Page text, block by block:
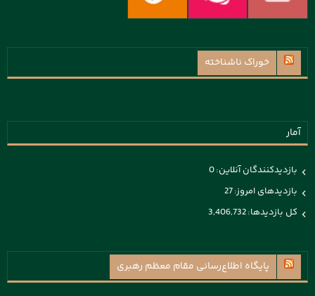
خوراک ناشناخته
آمار
بازدیدکنندگان آنلاین:0
بازدیدهای امروز:27
کل بازدیدها:3,406,732
پايگاه اطلاع‌رسانی مقام معظم رهبری